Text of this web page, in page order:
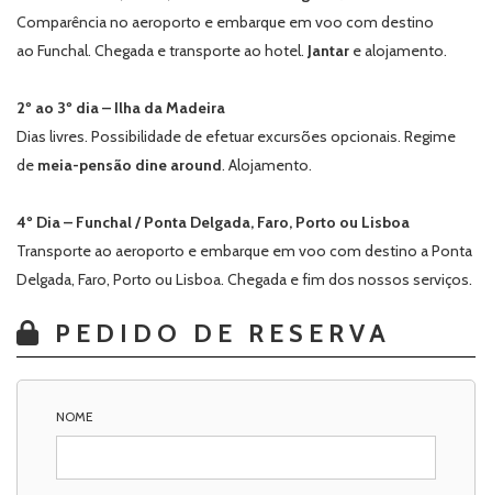
Comparência no aeroporto e embarque em voo com destino
ao Funchal. Chegada e transporte ao hotel. Jantar e alojamento.
2º ao 3º dia – Ilha da Madeira
Dias livres. Possibilidade de efetuar excursões opcionais. Regime
de meia-pensão dine around. Alojamento.
4º Dia – Funchal / Ponta Delgada, Faro, Porto ou Lisboa
Transporte ao aeroporto e embarque em voo com destino a Ponta
Delgada, Faro, Porto ou Lisboa. Chegada e fim dos nossos serviços.
PEDIDO DE RESERVA
NOME